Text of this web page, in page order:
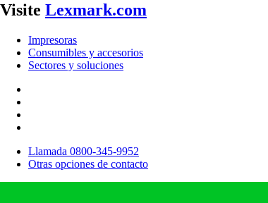
Visite Lexmark.com
Impresoras
Consumibles y accesorios
Sectores y soluciones
Llamada 0800-345-9952
Otras opciones de contacto